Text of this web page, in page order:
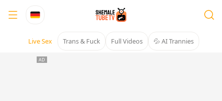
Live Sex Trans & Fuck Full Videos 💦 AI Trannies